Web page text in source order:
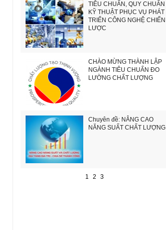
TIÊU CHUẨN, QUY CHUẨN
KỸ THUẬT PHỤC VỤ PHÁT
TRIỂN CÔNG NGHỆ CHIẾN
LƯỢC
CHÀO MỪNG THÀNH LẬP
NGÀNH TIÊU CHUẨN ĐO
LƯỜNG CHẤT LƯỢNG
Chuyên đề: NÂNG CAO
NĂNG SUẤT CHẤT LƯỢNG
1 2 3